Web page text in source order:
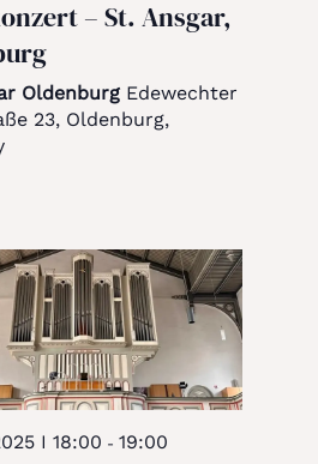
– St. Ansgar,
Oldenburg Edewechter
23, Oldenburg,
I 18:00 - 19:00